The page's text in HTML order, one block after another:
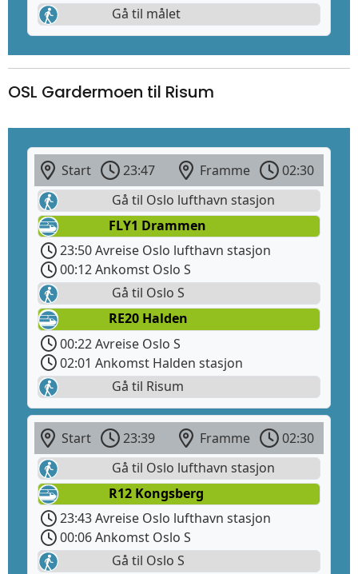
Gå til målet
OSL Gardermoen til Risum
Start 23:47 Framme
02:30
Gå til Oslo lufthavn stasjon
FLY1 Drammen
23:50 Avreise Oslo lufthavn stasjon
00:12 Ankomst Oslo S
Gå til Oslo S
RE20 Halden
00:22 Avreise Oslo S
02:01 Ankomst Halden stasjon
Gå til Risum
Start 23:39 Framme
02:30
Gå til Oslo lufthavn stasjon
R12 Kongsberg
23:43 Avreise Oslo lufthavn stasjon
00:06 Ankomst Oslo S
Gå til Oslo S